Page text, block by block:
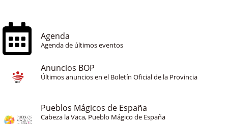
Agenda
Agenda de últimos eventos
Anuncios BOP
Últimos anuncios en el Boletín Oficial de la Provincia
Pueblos Mágicos de España
Cabeza la Vaca, Pueblo Mágico de España